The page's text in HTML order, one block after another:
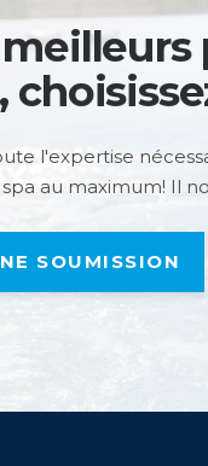
l'expertise
au maximum! Il
SOUMISSION